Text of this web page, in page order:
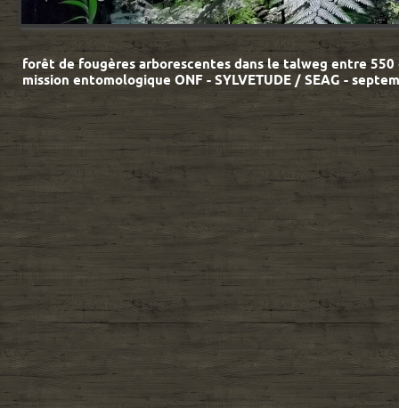
forêt de fougères arborescentes dans le talweg entre 550
mission entomologique ONF - SYLVETUDE / SEAG -